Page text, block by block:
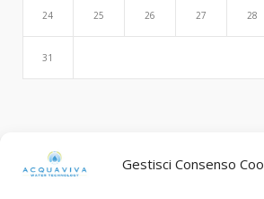
Gestisci Consenso
24 25 26 27 28
31